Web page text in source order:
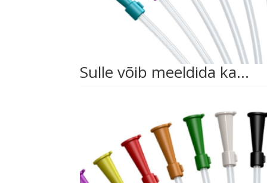
Sulle võib meeldida ka…